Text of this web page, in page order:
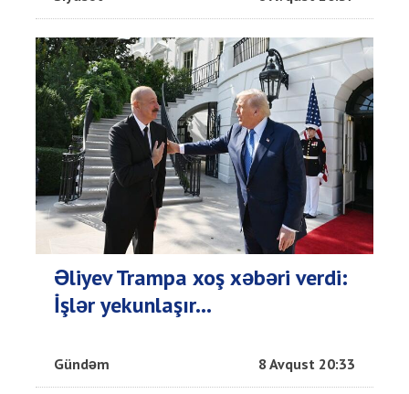
Əliyev Trampa xoş xəbəri verdi:
İşlər yekunlaşır...
Gündəm 8 Avqust 20:33